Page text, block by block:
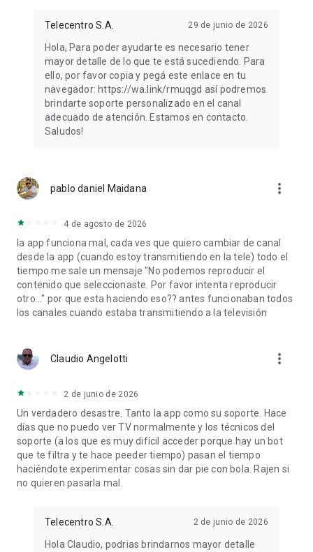
Telecentro S.A. 29 de junio de 2026
Hola, Para poder ayudarte es necesario tener
mayor detalle de lo que te está sucediendo. Para
ello, por favor copia y pegá este enlace en tu
navegador: https://wa.link/rmuqgd así podremos
brindarte soporte personalizado en el canal
adecuado de atención. Estamos en contacto.
Saludos!
pablo daniel Maidana more_vert
4 de agosto de 2026
la app funciona mal, cada ves que quiero cambiar de canal
desde la app (cuando estoy transmitiendo en la tele) todo el
tiempo me sale un mensaje "No podemos reproducir el
contenido que seleccionaste. Por favor intenta reproducir
otro..." por que esta haciendo eso?? antes funcionaban todos
los canales cuando estaba transmitiendo a la televisión
Claudio Angelotti more_vert
2 de junio de 2026
Un verdadero desastre. Tanto la app como su soporte. Hace
días que no puedo ver TV normalmente y los técnicos del
soporte (a los que es muy difícil acceder porque hay un bot
que te filtra y te hace peeder tiempo) pasan el tiempo
haciéndote experimentar cosas sin dar pie con bola. Rajen si
no quieren pasarla mal.
Telecentro S.A. 2 de junio de 2026
Hola Claudio, podrias brindarnos mayor detalle